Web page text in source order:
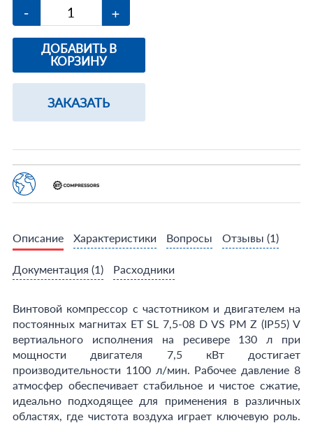
- +
ДОБАВИТЬ В
КОРЗИНУ
ЗАКАЗАТЬ
Описание Характеристики Вопросы Отзывы (1)
Документация (1) Расходники
Винтовой компрессор с частотником и двигателем на
постоянных магнитах ET SL 7,5-08 D VS PM Z (IP55) V
вертиального исполнения на ресивере 130 л при
мощности двигателя 7,5 кВт достигает
производительности 1100 л/мин. Рабочее давление 8
атмосфер обеспечивает стабильное и чистое сжатие,
идеально подходящее для применения в различных
областях, где чистота воздуха играет ключевую роль.